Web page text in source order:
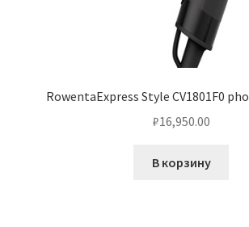
RowentaExpress Style CV1801F0
₽16,950.00
В корзину